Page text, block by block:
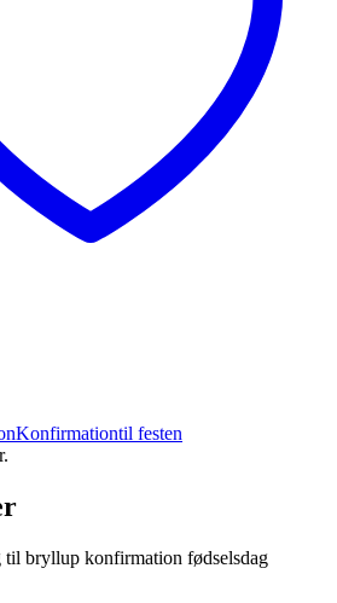
Konfirmationtil festen
33,00 kr.